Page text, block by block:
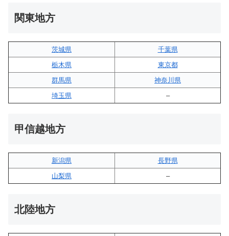
関東地方
茨城県
千葉県
栃木県
東京都
群馬県
神奈川県
埼玉県
–
甲信越地方
新潟県
長野県
山梨県
–
北陸地方